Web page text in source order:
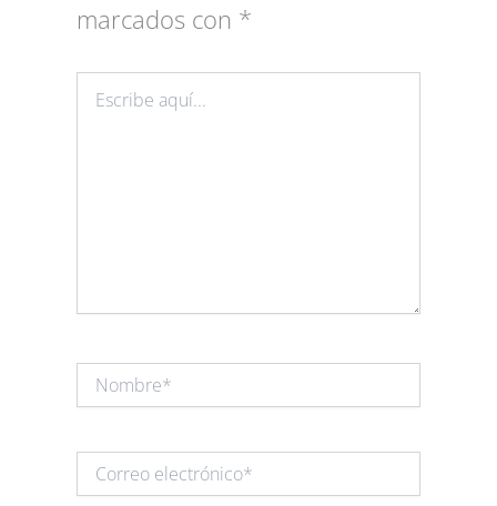
marcados con *
aquí...
electrónico*